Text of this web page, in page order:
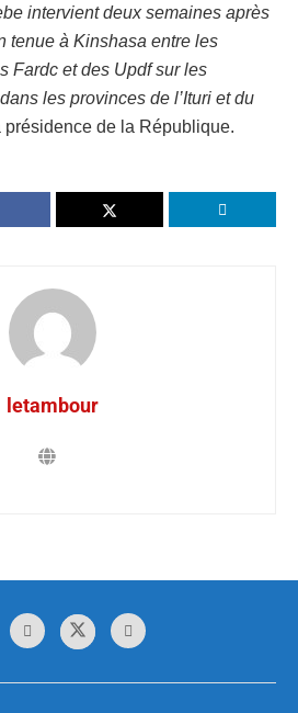
intervient deux semaines après
tenue à Kinshasa entre les
Fardc et des Updf sur les
les provinces de l’Ituri et du
présidence de la République.
letambour